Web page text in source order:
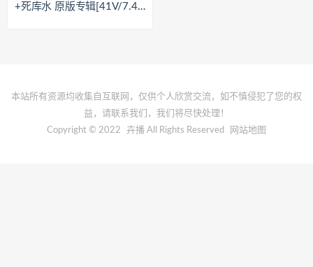
+死库水 原版专辑[41V/7.4G
本站所有资源均收集自互联网，仅供个人欣赏交流，如不慎侵犯了您的权
益，请联系我们，我们将尽快处理！
Copyright © 2022
卉播 All Rights Reserved 网站地图